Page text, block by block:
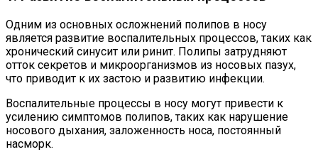
Одним из основных осложнений полипов в носу
является развитие воспалительных процессов, таких как
хронический синусит или ринит. Полипы затрудняют
отток секретов и микроорганизмов из носовых пазух,
что приводит к их застою и развитию инфекции.
Воспалительные процессы в носу могут привести к
усилению симптомов полипов, таких как нарушение
носового дыхания, заложенность носа, постоянный
насморк.